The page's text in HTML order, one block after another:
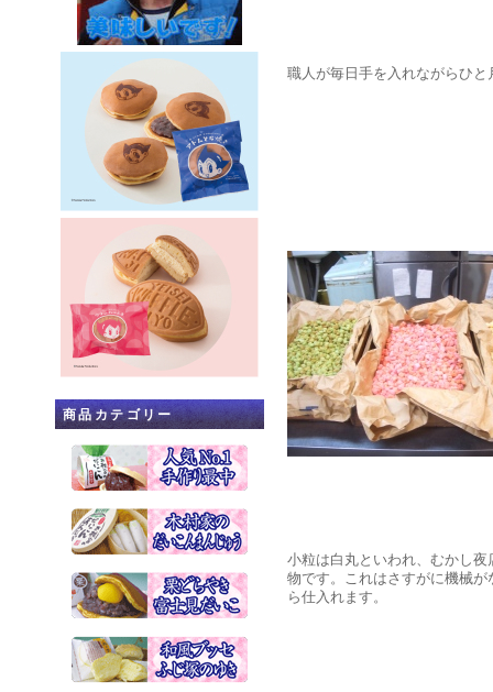
商品カテゴリー
職人が毎日手を入れながらひ
小粒は白丸といわれ、むかし
物です。これはさすがに機械
ら仕入れます。